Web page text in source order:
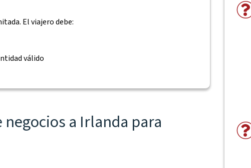
El viajero debe:
válido
a Irlanda para